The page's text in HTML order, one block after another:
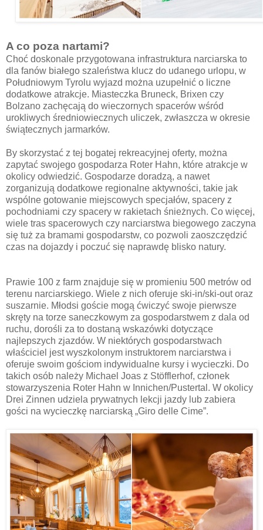
A co poza nartami?
Choć doskonale przygotowana infrastruktura narciarska to
dla fanów białego szaleństwa klucz do udanego urlopu, w
Południowym Tyrolu wyjazd można uzupełnić o liczne
dodatkowe atrakcje. Miasteczka Bruneck, Brixen czy
Bolzano zachęcają do wieczornych spacerów wśród
urokliwych średniowiecznych uliczek, zwłaszcza w okresie
świątecznych jarmarków.
By skorzystać z tej bogatej rekreacyjnej oferty, można
zapytać swojego gospodarza Roter Hahn, które atrakcje w
okolicy odwiedzić. Gospodarze doradzą, a nawet
zorganizują dodatkowe regionalne aktywności, takie jak
wspólne gotowanie miejscowych specjałów, spacery z
pochodniami czy spacery w rakietach śnieżnych. Co więcej,
wiele tras spacerowych czy narciarstwa biegowego zaczyna
się tuż za bramami gospodarstw, co pozwoli zaoszczędzić
czas na dojazdy i poczuć się naprawdę blisko natury.
Prawie 100 z farm znajduje się w promieniu 500 metrów od
terenu narciarskiego. Wiele z nich oferuje ski-in/ski-out oraz
suszarnie. Młodsi goście mogą ćwiczyć swoje pierwsze
skręty na torze saneczkowym za gospodarstwem z dala od
ruchu, dorośli za to dostaną wskazówki dotyczące
najlepszych zjazdów. W niektórych gospodarstwach
właściciel jest wyszkolonym instruktorem narciarstwa i
oferuje swoim gościom indywidualne kursy i wycieczki. Do
takich osób należy Michael Joas z Stöfflerhof, członek
stowarzyszenia Roter Hahn w Innichen/Pustertal. W okolicy
Drei Zinnen udziela prywatnych lekcji jazdy lub zabiera
gości na wycieczkę narciarską „Giro delle Cime”.